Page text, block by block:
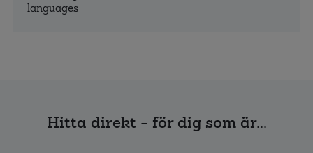
languages
Hitta direkt - för dig som är...